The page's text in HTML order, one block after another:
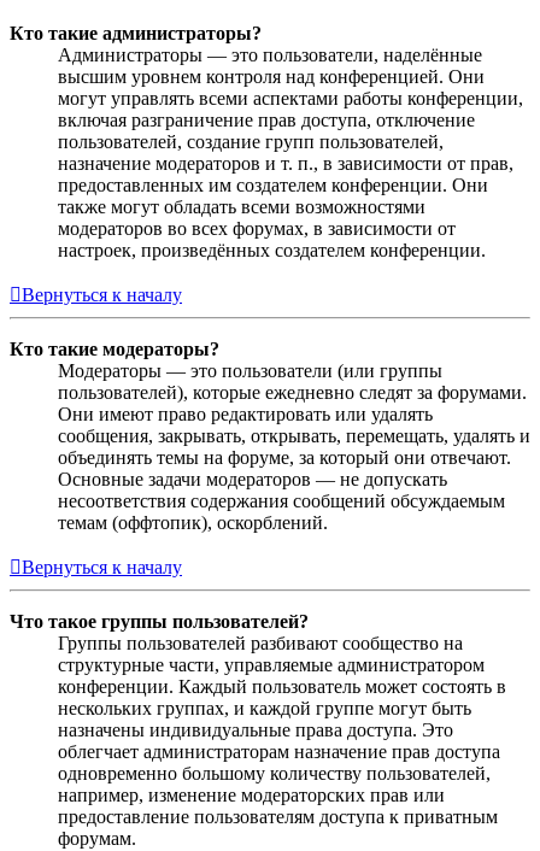
Кто такие администраторы?
Администраторы — это пользователи, наделённые
высшим уровнем контроля над конференцией. Они
могут управлять всеми аспектами работы конференции,
включая разграничение прав доступа, отключение
пользователей, создание групп пользователей,
назначение модераторов и т. п., в зависимости от прав,
предоставленных им создателем конференции. Они
также могут обладать всеми возможностями
модераторов во всех форумах, в зависимости от
настроек, произведённых создателем конференции.
Вернуться к началу
Кто такие модераторы?
Модераторы — это пользователи (или группы
пользователей), которые ежедневно следят за форумами.
Они имеют право редактировать или удалять
сообщения, закрывать, открывать, перемещать, удалять и
объединять темы на форуме, за который они отвечают.
Основные задачи модераторов — не допускать
несоответствия содержания сообщений обсуждаемым
темам (оффтопик), оскорблений.
Вернуться к началу
Что такое группы пользователей?
Группы пользователей разбивают сообщество на
структурные части, управляемые администратором
конференции. Каждый пользователь может состоять в
нескольких группах, и каждой группе могут быть
назначены индивидуальные права доступа. Это
облегчает администраторам назначение прав доступа
одновременно большому количеству пользователей,
например, изменение модераторских прав или
предоставление пользователям доступа к приватным
форумам.